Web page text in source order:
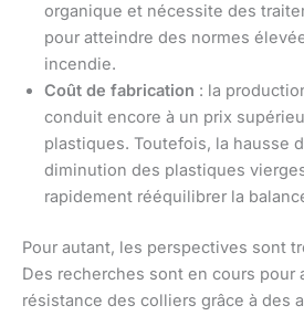
organique et nécessite des
pour atteindre des normes
incendie.
Coût de fabrication : la
conduit encore à un prix
plastiques. Toutefois, la hausse
diminution des plastiques
rapidement rééquilibrer la
Pour autant, les perspectives sont
Des recherches sont en cours pour
résistance des colliers grâce à des